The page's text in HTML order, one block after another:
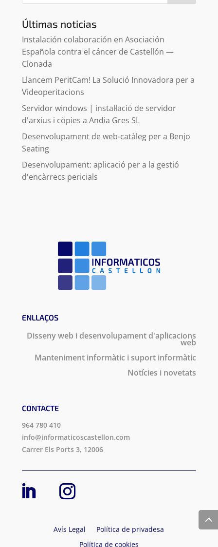
Últimas noticias
Instalación colaboración en Asociación
Española contra el cáncer de Castellón —
Clonada
Llancem PeritCam! La Solució Innovadora per a
Videoperitacions
Servidor windows | instal·lació de servidor
d'arxius i còpies a Andia Gres SL
Desenvolupament de web-catàleg per a Benjo
Seating
Desenvolupament: aplicació per a la gestió
d'encàrrecs pericials
ENLLAÇOS
Disseny web i desenvolupament d'aplicacions
web
Manteniment informàtic i suport informàtic
Notícies i novetats
CONTACTE
964 780 410
info@informaticoscastellon.com
Carrer Els Ports 3, 12006
Avís Legal
Política de privadesa
Política de cookies